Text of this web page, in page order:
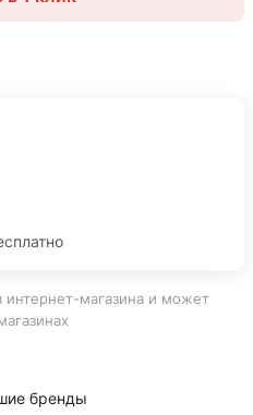
интернет-магазина и может
бренды